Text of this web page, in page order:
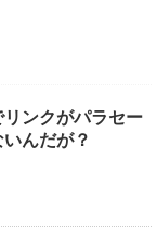
リンクがパラセー
んだが？